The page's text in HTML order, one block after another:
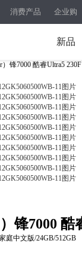
消费产品 企业购
新品
锋7000 酷睿Ultra5
锋7000 酷
庭中文版/24GB/512GB